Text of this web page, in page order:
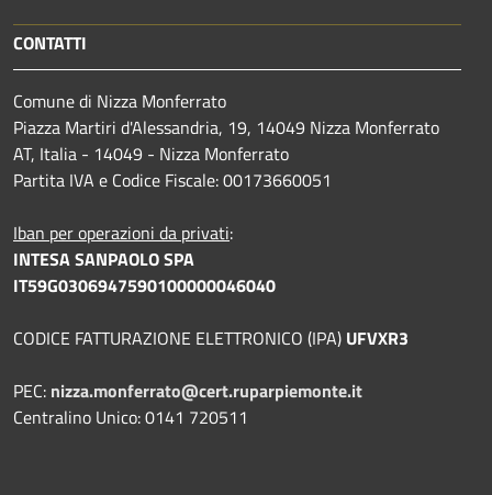
CONTATTI
Comune di Nizza Monferrato
Piazza Martiri d'Alessandria, 19, 14049 Nizza Monferrato
AT, Italia - 14049 - Nizza Monferrato
Partita IVA e Codice Fiscale: 00173660051
Iban per operazioni da privati:
INTESA SANPAOLO SPA
IT59G0306947590100000046040
CODICE FATTURAZIONE ELETTRONICO (IPA) UFVXR3
PEC: nizza.monferrato@cert.ruparpiemonte.it
Centralino Unico: 0141 720511